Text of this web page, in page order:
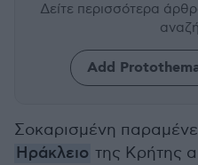
Δείτε περισσότερα
Add
Σοκαρισμένη
Ηράκλειο της Κρήτης